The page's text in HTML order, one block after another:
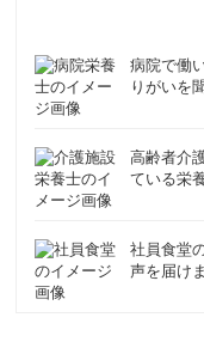
病院で働
りがいを
高齢者介
ている栄
社員食堂
声を届け